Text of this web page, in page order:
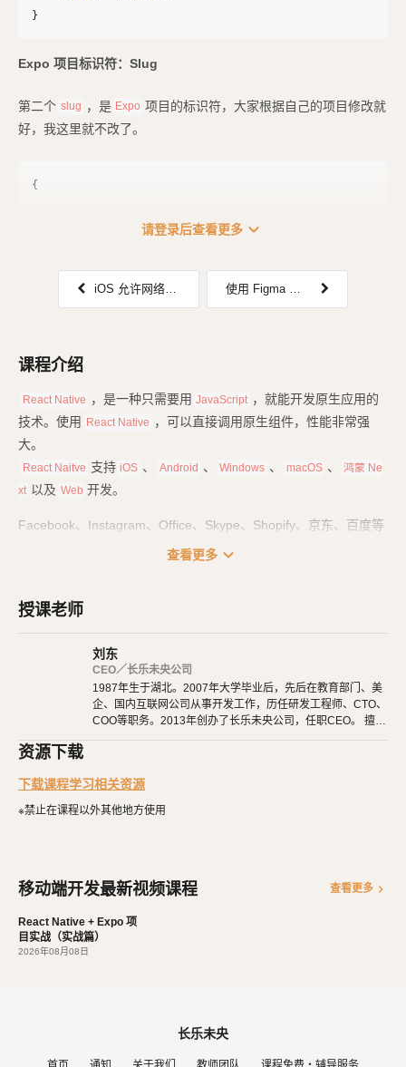
}
Expo 项目标识符：Slug
第二个 slug ，是 Expo 项目的标识符，大家根据自己的项目修改就
好，我这里就不改了。
{
请登录后查看更多 expand_more
iOS 允许网络连接后，自动重新加载 使用 Figma 制作应用图标与启动屏
课程介绍
React Native ，是一种只需要用 JavaScript ，就能开发原生应用的
技术。使用
React Native ，可以直接调用原生组件，性能非常强
大。
React Naitve 支持 iOS 、 Android 、 Windows 、 macOS 、
鸿蒙 Ne
xt 以及 Web 开发。
Facebook、Instagram、Office、Skype、Shopify、京东、百度等
大量知名应用，也都使用了 React Native
基础篇：里面是
：项目都是由多个页面组成的，它们之间互相跳转、参数传
递、路由和 TabBar 的配置，都在这里学习。
：打好基础后，就要开始项目实战了。我们从零开始，一点
发布篇：最后，在开发完成后，终于可以发布到应用商店了，让大
家都羡慕你的成就。
查看更多 expand_more
授课老师
刘东
CEO／长乐未央公司
1987年生于湖北。2007年大学毕业后，先后在教育部门、美
企、国内互联网公司从事开发工作，历任研发工程师、CTO、
COO等职务。2013年创办了长乐未央公司，任职CEO。 擅长
发iOS、Android原生App。 对编程、AI和机器人都有深厚的
兴趣，觉得做开发非常快乐，能创造梦想中的产品是一件非常
有幸福感的事情。喜爱阅读，尤其是历史相关的书籍。喜欢音
资源下载
下载课程学习相关资源
※禁止在课程以外其他地方使用
移动端开发最新视频课程 查看更多 chevron_right
React Native + Expo 项
目实战（实战篇）
2026年08月08日
长乐未央